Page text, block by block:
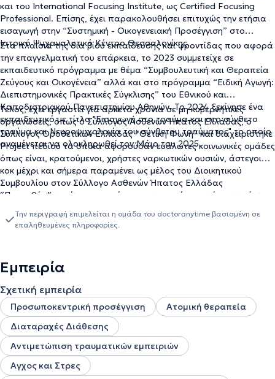
και του International Focusing Institute, ως Certified Focusing
Professional. Επίσης, έχει παρακολουθήσει επιτυχώς την ετήσια
εισαγωγή στην “Συστημική - Οικογενειακή Προσέγγιση” στο
Ιατρικό Ψυχαναλυτικό Κέντρο Θεσσαλονίκης.
Στα πλαίσια της δια βίου εκπαίδευσης και φροντίδας που αφορά
την επαγγελματική του επάρκεια, το 2023 συμμετείχε σε
εκπαιδευτικό πρόγραμμα με θέμα “Συμβουλευτική και Θεραπεία
Ζεύγους και Οικογένεια” αλλά και στο πρόγραμμα “Ειδική Αγωγή:
Διεπιστημονικές Πρακτικές Σύγκλισης” του Εθνικού και
Καποδιστριακού Πανεπιστημίου Αθηνών. Το 2024 ξεκίνησε ένα
εκπαιδευτικό με τίτλο "Εισαγωγή στο τραύμα και στο σύνθετο
τραύμα και Νευροψυχολογία του σύνθετου τραύματος" το οποίο
αναμένεται να ολοκληρωθεί τον Μάιο του 2025.
Τέλος, έχει εργαστεί για αρκετά χρόνια σε μη κυβερνητικές
οργανώσεις, όπως ο Σύλλογος Ασθενών Ήπατος Ελλάδας, ο
Σύλλογος Οροθετικών Ελλάδας “Θετική Φωνή” και διαχειρίστηκε
Project πεδίου τα οποία αφορούσαν ευάλωτες κοινωνικές ομάδες
όπως είναι, κρατούμενοι, χρήστες ναρκωτικών ουσιών, άστεγοι
κοκ μέχρι και σήμερα παραμένει ως μέλος του Διοικητικού
Συμβουλίου στον Σύλλογο Ασθενών Ήπατος Ελλάδας
”Προμηθέα” και έχει προσφέρει τις υπηρεσίες του όπου υπάρχει
Την περιγραφή επιμελείται η ομάδα του doctoranytime βασισμένη σε
επαληθευμένες πληροφορίες.
Εμπειρία
Σχετική εμπειρία
Προσωποκεντρική προσέγγιση
Ατομική θεραπεία
Διαταραχές Διάθεσης
Αντιμετώπιση τραυματικών εμπειριών
Αγχος και Στρες